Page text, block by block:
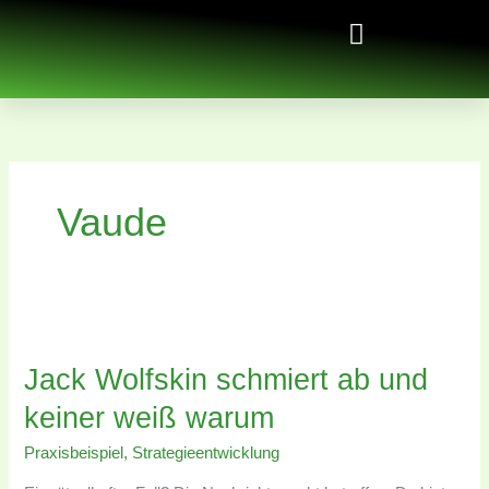
Vaude
Jack Wolfskin schmiert ab und
keiner weiß warum
Praxisbeispiel , Strategieentwicklung
schmiert
und
keiner